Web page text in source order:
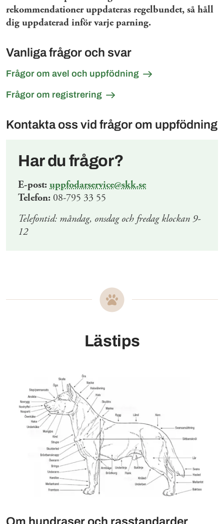
rekommendationer uppdateras regelbundet, så håll
dig uppdaterad inför varje parning.
Vanliga frågor och svar
Frågor om avel och uppfödning
Frågor om registrering
Kontakta oss vid frågor om uppfödning
Har du frågor?
E-post: uppfodarservice@skk.se
Telefon: 08-795 33 55
Telefontid: måndag, onsdag och fredag klockan 9-
12
Lästips